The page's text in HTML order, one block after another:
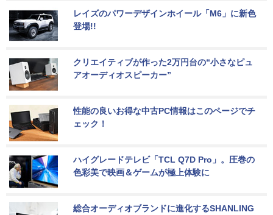
レイズのパワーデザインホイール「M6」に新色
登場!!
クリエイティブが作った2万円台の“小さなピュ
アオーディオスピーカー”
性能の良いお得な中古PC情報はこのページでチ
ェック！
ハイグレードテレビ「TCL Q7D Pro」。圧巻の
色彩美で映画＆ゲームが極上体験に
総合オーディオブランドに進化するSHANLING